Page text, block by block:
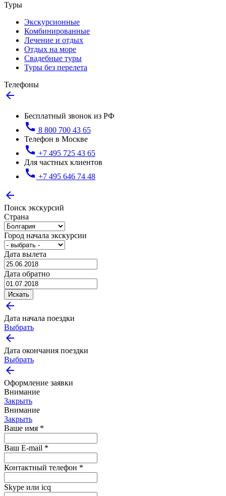
Туры
Экскурсионные
Комбинированные
Лечение и отдых
Отдых на море
Свадебные туры
Туры без перелета
Телефоны
arrow_back
Бесплатный звонок из РФ
call 8 800 700 43 65
Телефон в Москве
call +7 495 725 43 65
Для частных клиентов
call +7 495 646 74 48
arrow_back
Поиск экскурсий
Страна
Город начала экскурсии
Дата вылета
Дата обратно
Искать
arrow_back
Дата начала поездки
Выбрать
arrow_back
Дата окончания поездки
Выбрать
arrow_back
Оформление заявки
Внимание
Закрыть
Внимание
Закрыть
Ваше имя *
Ваш E-mail *
Контактный телефон *
Skype или icq